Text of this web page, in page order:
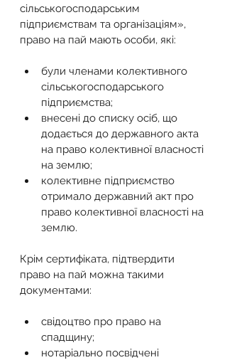
сільськогосподарським
підприємствам та організаціям»,
право на пай мають особи, які:
були членами колективного
сільськогосподарського
підприємства;
внесені до списку осіб, що
додається до державного акта
на право колективної власності
на землю;
колективне підприємство
отримало державний акт про
право колективної власності на
землю.
Крім сертифіката, підтвердити
право на пай можна такими
документами:
свідоцтво про право на
спадщину;
нотаріально посвідчені